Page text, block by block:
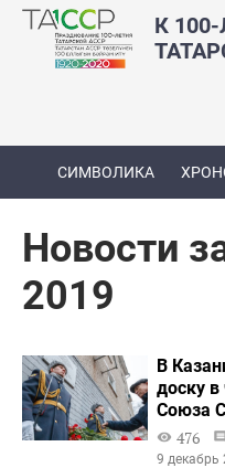
К
СИМВОЛИКА
Новости
2019
В
доску в
Союза
476
9 декабрь